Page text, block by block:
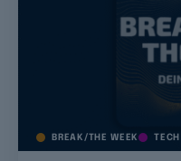
BREAK/THE WEEK TECH